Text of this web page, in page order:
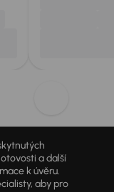
a další
k úvěru.
aby pro